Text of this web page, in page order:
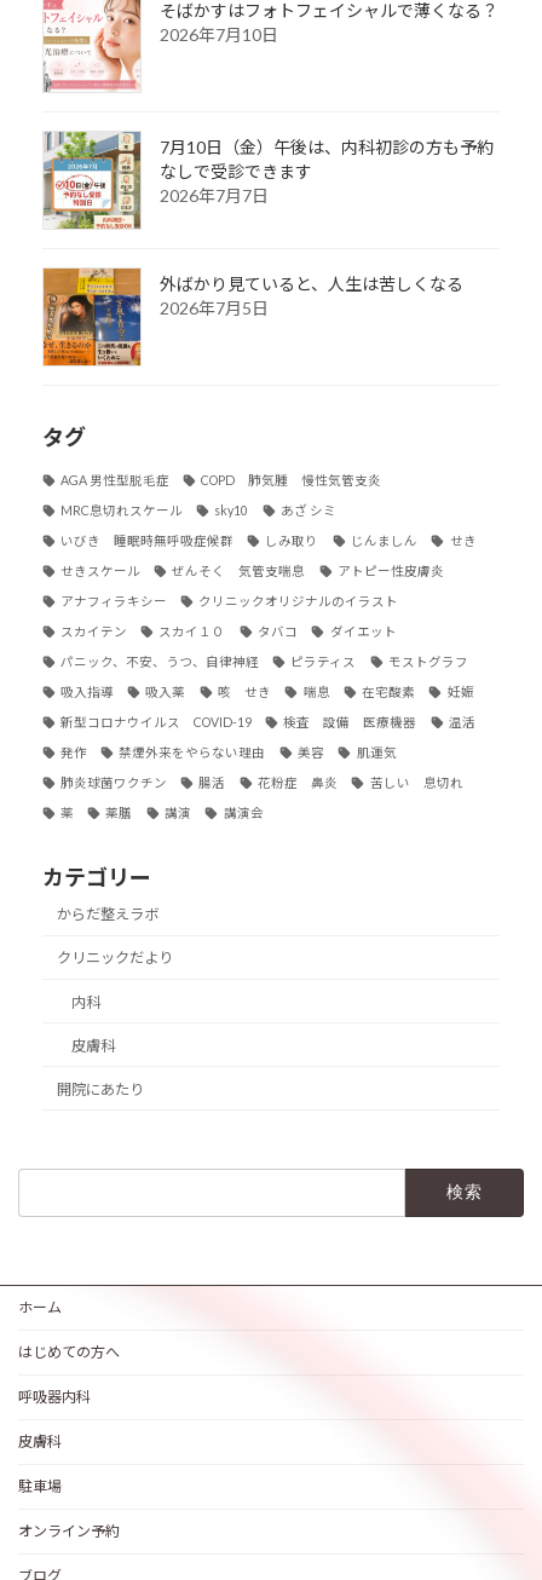
そばかすはフォトフェイシャルで薄くなる？
2026年7月10日
7月10日（金）午後は、内科初診の方も予約
なしで受診できます
2026年7月7日
外ばかり見ていると、人生は苦しくなる
2026年7月5日
タグ
AGA 男性型脱毛症 COPD 肺気腫 慢性気管支炎
MRC息切れスケール sky10 あざ シミ
いびき 睡眠時無呼吸症候群 しみ取り じんましん せき
せきスケール ぜんそく 気管支喘息 アトピー性皮膚炎
アナフィラキシー クリニックオリジナルのイラスト
スカイテン スカイ１０ タバコ ダイエット
パニック、不安、うつ、自律神経 ピラティス モストグラフ
吸入指導 吸入薬 咳 せき 喘息 在宅酸素 妊娠
新型コロナウイルス COVID-19 検査 設備 医療機器 温活
発作 禁煙外来をやらない理由 美容 肌運気
肺炎球菌ワクチン 腸活 花粉症 鼻炎 苦しい 息切れ
薬 薬膳 講演 講演会
カテゴリー
からだ整えラボ
クリニックだより
内科
皮膚科
開院にあたり
ホーム
はじめての方へ
呼吸器内科
皮膚科
駐車場
オンライン予約
ブログ